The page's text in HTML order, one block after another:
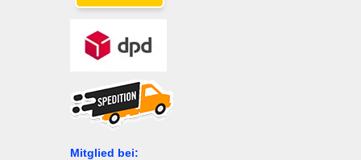
Mitglied bei: